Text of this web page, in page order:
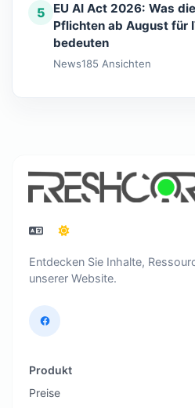
5
EU AI Act 2026: Was
Pflichten ab August für
bedeuten
News185 Ansichten
Entdecken Sie Inhalte,
unserer Website.
Produkt
Preise